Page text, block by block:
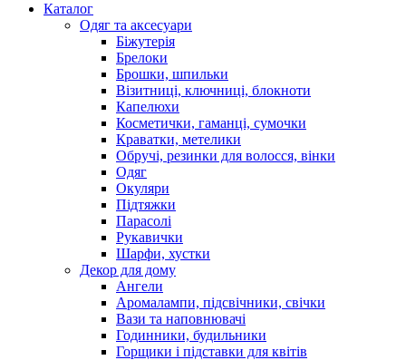
Каталог
Oдяг та аксесуари
Біжутерія
Брелоки
Брошки, шпильки
Візитниці, ключниці, блокноти
Капелюхи
Косметички, гаманці, сумочки
Краватки, метелики
Обручі, резинки для волосся, вінки
Одяг
Окуляри
Підтяжки
Парасолі
Рукавички
Шарфи, хустки
Декор для дому
Ангели
Аромалампи, підсвічники, свічки
Вази та наповнювачі
Годинники, будильники
Горщики і підставки для квітів